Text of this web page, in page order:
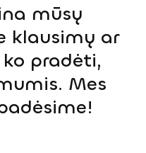
mūsų
klausimų ar
pradėti,
Mes